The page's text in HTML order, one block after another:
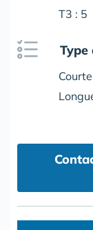
T3 : 5
Type